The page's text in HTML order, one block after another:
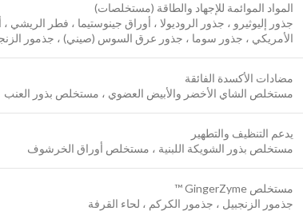
المواد الموائمة للإجهاد والطاقة (مستخلصات)
جذور إليوثيرو ، جذور الروديولا ، أوراق جينوستيما ، فطر
الأمريكي ، جذور سوما ، جذور عرق السوس (صيني) ، جذمور
مضادات الأكسدة الفائقة
مستخلص الشاي الأخضر والأبيض العضوي ، مستخلص بذور العنب
يدعم التنظيف والتطهير
مستخلص بذور الشويكة اللبنية ، مستخلص أوراق الخرشوف
مستخلص GingerZyme ™
جذمور الزنجبيل ، جذمور الكركم ، لحاء القرفة